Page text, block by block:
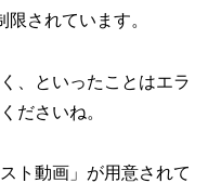
限されています。
、といったことはエラ
ださいね。
ト動画」が用意されて